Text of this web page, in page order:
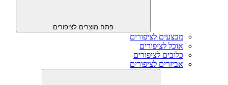
פתח מוצרים לציפורים
מבצעים לציפורים
אוכל לציפורים
כלובים לציפורים
אביזרים לציפורים